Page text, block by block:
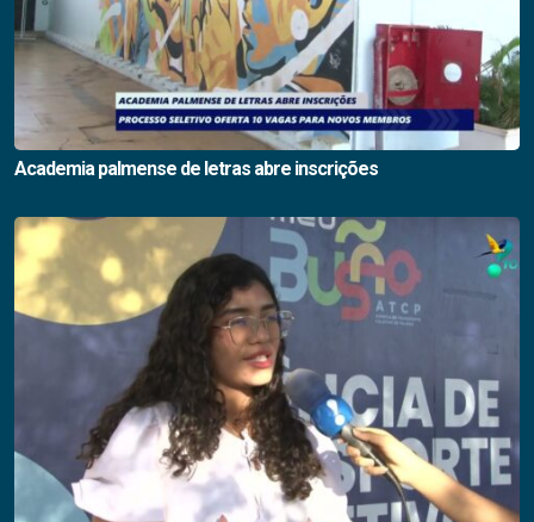
Academia palmense de letras abre inscrições